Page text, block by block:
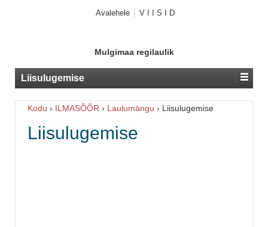
Avalehele V I I S I D
Mulgimaa regilaulik
Liisulugemise
Kodu › ILMASÕÕR › Laulumängu › Liisulugemise
Liisulugemise